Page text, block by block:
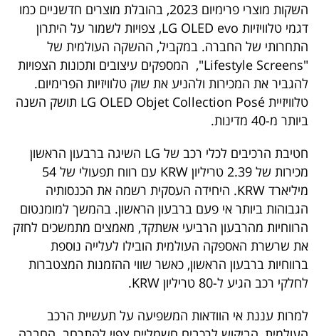
השקות מוצרי פרימיום 2023, בהובלת מוצרים חדשניים כמו
דגמי טלוויזיות LG OLED evo, צפויות לשמור על היתרון
התחרותי של החברה. במקביל, ההשקה העולמית של
"Lifestyle Screens", המספקים עיצובים ותכונות הצפויות
להגביר את המכירות ולהניע את שוק טלוויזיות הפרימיום.
טלוויזיית LG OLED Objet Collection Posé תושק השנה
ביותר מ-40 מדינות.
חטיבת הרכיבים לכלי רכב של LG השיגה ברבעון הראשון
מכירות של 2.39 טריליון KRW עם רווח תפעולי של 54
מיליארד KRW. היחידה העסקית רשמה את הכנסותיה
הגבוהות ביותר אי פעם ברבעון הראשון. בהמשך למומנטום
הרווחיות מהרבעון הרביעי אשתקד, מאמצים מתמשכים לחזק
את שרשרת האספקה העולמית הובילו לעלייה נוספת
ברווחיות ברבעון הראשון, כאשר שווי ההזמנות המצטברות
לחלקי רכב הגיע ל-80 טריליון KRW.
למרות עננת אי הוודאות המשפיעה על תעשיית הרכב